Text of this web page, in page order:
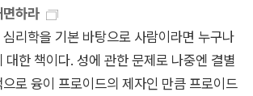
하게 웃을 수 있도록 긍정적인 말을 하되
는 소모임을 만들 것. 이리저리 횡설수설해 보
라로 가는 지름길일수도 있다.
면하라
을 기본 바탕으로 사람이라면 누구나
대한 책이다. 성에 관한 문제로 나중엔 결별
로 융이 프로이드의 제자인 만큼 프로이드